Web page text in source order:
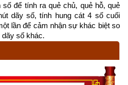
bắt đầu vào ngày 22/12/2023 lúc
06/01/2024 lúc 03h:49 phút. Để
tiết khí nào các bạn chỉ cần truy
niên của chúng tôi ở bên dưới.
không chỉ có các tính năng cơ bản
âm,
xem
số để tính ra quẻ chủ, quẻ hỗ, quẻ
dãy số, tính hung cát 4 số cuối
lần để cảm nhận sự khác biệt so
số khác.